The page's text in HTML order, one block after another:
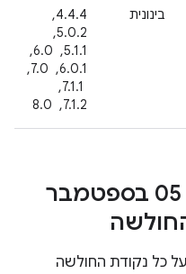
בינונית
4.4.4, ‏
5.0.2, ‏
5.1.1, ‏ 6.0, ‏
6.0.1, ‏ 7.0,
‏ 7.1.1, ‏
7.1.2, ‏ 8.0
רמת תיקון האבטחה 05 בספטמבר
כל נקודת החולשה